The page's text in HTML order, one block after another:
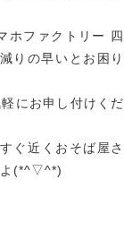
ホファクトリー 四
りの早いとお困り
にお申し付けくだ
ぐ近くおそば屋さ
よ(*^▽^*)